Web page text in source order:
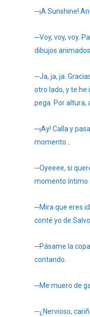
─¡A Sunshine!
─Voy, voy, voy.
dibujos
─Ja, ja, ja.
otro lado, y te he
pega. Por altura,
─¡Ay! Calla y
momento…
─Oyeeee, si
momento íntimo
─Mira que eres
conté yo de
─Pásame la
contando.
─Me muero de
─¿Nervioso,